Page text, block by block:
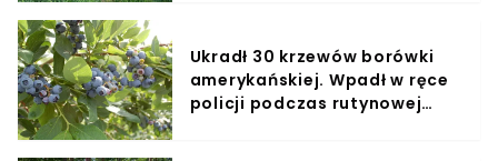
Ukradł 30 krzewów borówki
amerykańskiej. Wpadł w ręce
policji podczas rutynowej